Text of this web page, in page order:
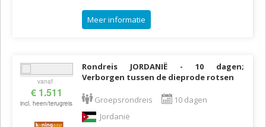
Meer informatie
vanaf
€ 1.511
incl. heen/terugreis
Rondreis JORDANIË - 10 dagen;
Verborgen tussen de dieprode rotsen
Groepsrondreis
10 dagen
Jordanië